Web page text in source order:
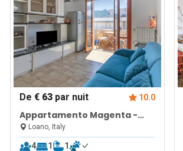
De€ 63 par nuit 10.0
Appartamento Magenta -
Apartment with Sunny
Balcony
Loano, Italy
4 1 1